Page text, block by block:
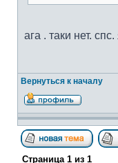
ага . таки нет.
Вернуться к началу
Страница 1 из 1